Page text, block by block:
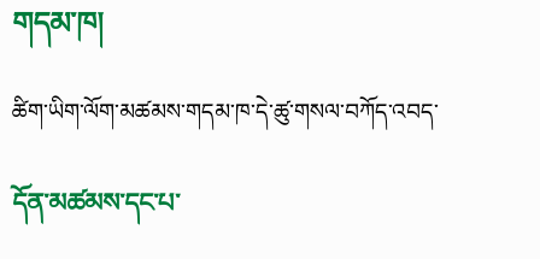
གདམ་ཁ།
ཚིག་ཡིག་ལོག་མཚམས་གདམ་ཁ་དེ་ཚུ་གསལ་བཀོད་འབད་
དོན་མཚམས་དང་པ་